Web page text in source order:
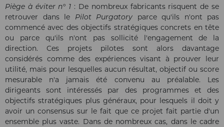
Piège à éviter n° 1 : De nombreux fabricants risquent de se
retrouver dans le Pilot Purgatory parce qu'ils n'ont pas
commencé avec des objectifs stratégiques concrets en tête
ou parce qu'ils n'ont pas sollicité l'engagement de la
direction. Ces projets pilotes sont alors davantage
considérés comme des expériences visant à prouver leur
utilité, mais pour lesquelles aucun résultat, objectif ou score
mesurable n'a jamais été convenu au préalable. Les
dirigeants sont intéressés par des programmes et des
objectifs stratégiques plus généraux, pour lesquels il doit y
avoir un consensus sur le fait que ce projet fait partie d'un
ensemble plus vaste. Dans de nombreux cas, dans le cadre